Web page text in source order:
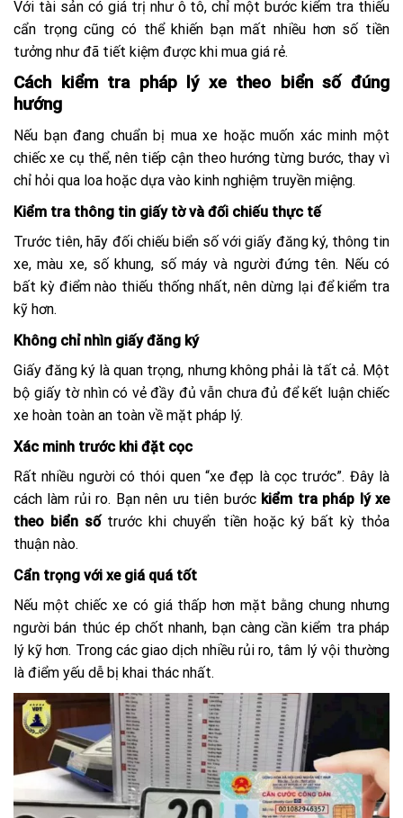
Với tài sản có giá trị như ô tô, chỉ một bước kiểm tra thiếu
cẩn trọng cũng có thể khiến bạn mất nhiều hơn số tiền
tưởng như đã tiết kiệm được khi mua giá rẻ.
Cách kiểm tra pháp lý xe theo biển số đúng
hướng
Nếu bạn đang chuẩn bị mua xe hoặc muốn xác minh một
chiếc xe cụ thể, nên tiếp cận theo hướng từng bước, thay vì
chỉ hỏi qua loa hoặc dựa vào kinh nghiệm truyền miệng.
Kiểm tra thông tin giấy tờ và đối chiếu thực tế
Trước tiên, hãy đối chiếu biển số với giấy đăng ký, thông tin
xe, màu xe, số khung, số máy và người đứng tên. Nếu có
bất kỳ điểm nào thiếu thống nhất, nên dừng lại để kiểm tra
kỹ hơn.
Không chỉ nhìn giấy đăng ký
Giấy đăng ký là quan trọng, nhưng không phải là tất cả. Một
bộ giấy tờ nhìn có vẻ đầy đủ vẫn chưa đủ để kết luận chiếc
xe hoàn toàn an toàn về mặt pháp lý.
Xác minh trước khi đặt cọc
Rất nhiều người có thói quen “xe đẹp là cọc trước”. Đây là
cách làm rủi ro. Bạn nên ưu tiên bước kiểm tra pháp lý xe
theo biển sốtrước khi chuyển tiền hoặc ký bất kỳ thỏa
thuận nào.
Cẩn trọng với xe giá quá tốt
Nếu một chiếc xe có giá thấp hơn mặt bằng chung nhưng
người bán thúc ép chốt nhanh, bạn càng cần kiểm tra pháp
lý kỹ hơn. Trong các giao dịch nhiều rủi ro, tâm lý vội thường
là điểm yếu dễ bị khai thác nhất.